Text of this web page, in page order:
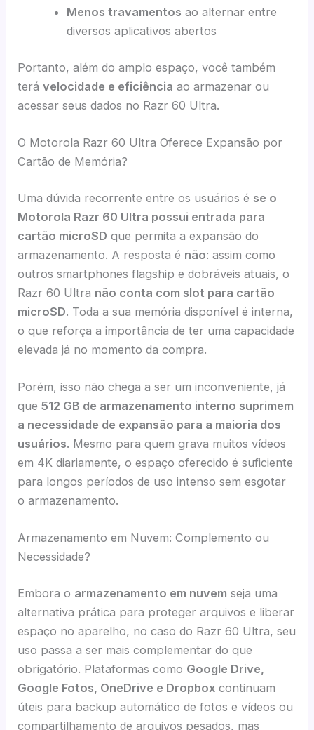
Menos travamentos ao alternar entre
diversos aplicativos abertos
Portanto, além do amplo espaço, você também
terávelocidade e eficiência ao armazenar ou
acessar seus dados no Razr 60 Ultra.
O Motorola Razr 60 Ultra Oferece Expansão por
Cartão de Memória?
Uma dúvida recorrente entre os usuários é se o
Motorola Razr 60 Ultra possui entrada para
cartão microSD que permita a expansão do
armazenamento. A resposta é não: assim como
outros smartphones flagship e dobráveis atuais, o
Razr 60 Ultra não conta com slot para cartão
microSD. Toda a sua memória disponível é interna,
o que reforça a importância de ter uma capacidade
elevada já no momento da compra.
Porém, isso não chega a ser um inconveniente, já
que512 GB de armazenamento interno suprimem
a necessidade de expansão para a maioria dos
usuários. Mesmo para quem grava muitos vídeos
em 4K diariamente, o espaço oferecido é suficiente
para longos períodos de uso intenso sem esgotar
o armazenamento.
Armazenamento em Nuvem: Complemento ou
Necessidade?
Embora o armazenamento em nuvem seja uma
alternativa prática para proteger arquivos e liberar
espaço no aparelho, no caso do Razr 60 Ultra, seu
uso passa a ser mais complementar do que
obrigatório. Plataformas como Google Drive,
Google Fotos, OneDrive e Dropbox continuam
úteis para backup automático de fotos e vídeos ou
compartilhamento de arquivos pesados, mas